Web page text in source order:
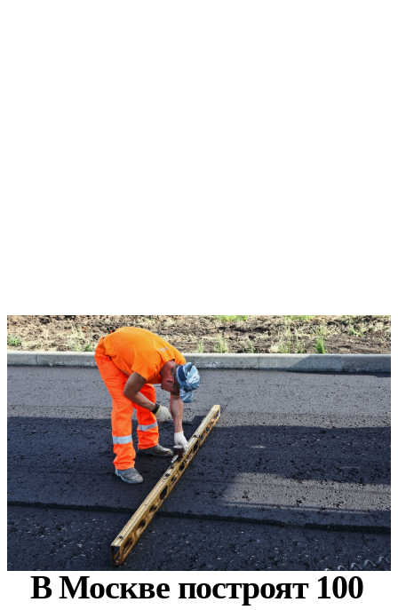
В Москве построят 100